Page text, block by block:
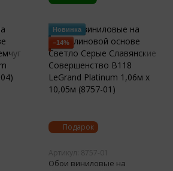
Подарок
Новинка
−14%
Артикул: 8757-01
Обои виниловые на